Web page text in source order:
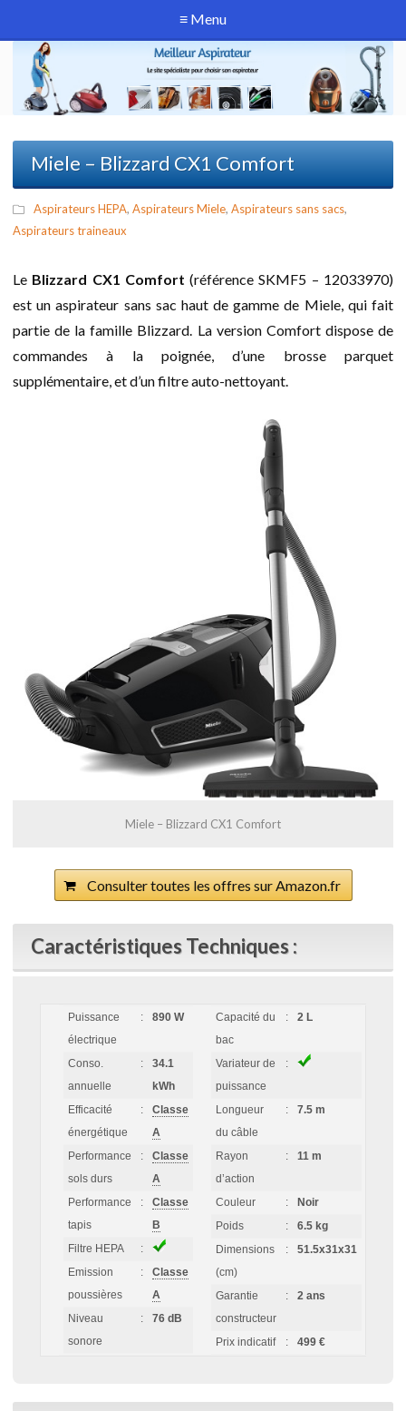
≡ Menu
Miele – Blizzard CX1 Comfort
Aspirateurs HEPA, Aspirateurs Miele, Aspirateurs sans sacs,
Aspirateurs traineaux
Le Blizzard CX1 Comfort (référence SKMF5 – 12033970)
est un aspirateur sans sac haut de gamme de Miele, qui fait
partie de la famille Blizzard. La version Comfort dispose de
commandes à la poignée, d’une brosse parquet
supplémentaire, et d’un filtre auto-nettoyant.
Miele – Blizzard CX1 Comfort
Consulter toutes les offres sur Amazon.fr
Caractéristiques Techniques :
Puissance
électrique
: 890 W
Conso.
annuelle
:
34.1
kWh
Efficacité
énergétique
:
Classe
A
Performance
sols durs
:
Classe
A
Performance
tapis
:
Classe
B
Filtre HEPA
:
Emission
poussières
:
Classe
A
Niveau
sonore
: 76 dB
Capacité du
bac
: 2 L
Variateur de
puissance
:
Longueur
du câble
: 7.5 m
Rayon
d’action
: 11 m
Couleur :
Noir
Poids
:
6.5 kg
Dimensions
(cm)
: 51.5x31x31
Garantie
constructeur
: 2 ans
Prix indicatif : 499 €